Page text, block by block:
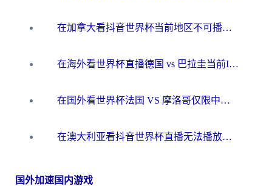
在加拿大看抖音世界杯当前地区不可播放？海外党体育观赛终极指南
在海外看世界杯直播德国 vs 巴拉圭当前IP受限制？这篇指南帮你轻松解决地区限制
在国外看世界杯法国 VS 摩洛哥仅限中国大陆？别让地域限制拦下你的欢呼
在澳大利亚看抖音世界杯直播无法播放？海外党体育观赛终极指南来了！
国外加速国内游戏